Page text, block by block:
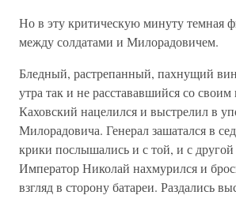
Но в эту критическую минуту темная
между солдатами и Милорадовичем.
Бледный, растрепанный, пахнущий
утра так и не расстававшийся со своим
Каховский нацелился и выстрелил в
Милорадовича. Генерал зашатался в
крики послышались и с той, и с
Император Николай нахмурился и
взгляд в сторону батареи. Раздались